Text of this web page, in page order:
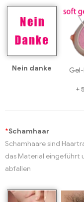
Nein danke
+
*Schamhaar
Schamhaare sind
das Material eingeführt
abfallen